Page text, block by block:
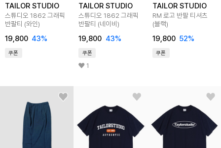
TAILOR STUDIO
스튜디오 1862 그래픽
반팔티 (와인)
19,800 43%
쿠폰
TAILOR STUDIO
스튜디오 1862 그래픽
반팔티 (네이비)
19,800 43%
쿠폰
1
TAILOR STUDIO
RM 로고 반팔 티셔츠
(블랙)
19,800 52%
쿠폰